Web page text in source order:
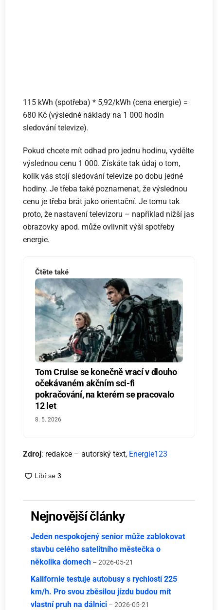
115 kWh (spotřeba) * 5,92/kWh (cena energie) =
680 Kč (výsledné náklady na 1 000 hodin
sledování televize).
Pokud chcete mít odhad pro jednu hodinu, vydělte
výslednou cenu 1 000. Získáte tak údaj o tom,
kolik vás stojí sledování televize po dobu jedné
hodiny. Je třeba také poznamenat, že výslednou
cenu je třeba brát jako orientační. Je tomu tak
proto, že nastavení televizoru – například nižší jas
obrazovky apod. může ovlivnit výši spotřeby
energie.
Čtěte také
Tom Cruise se konečně vrací v dlouho
očekávaném akčním sci-fi
pokračování, na kterém se pracovalo
12 let
8. 5. 2026
Zdroj: redakce – autorský text, Energie123
Nejnovější články
Jeden nespokojený senior může zablokovat
stavbu celého satelitního městečka o
několika domech – 2026-05-21
Kalifornie testuje autobusy s rychlostí 225
km/h. Pro svou zběsilou jízdu budou mít
vlastní pruh na dálnici – 2026-05-21